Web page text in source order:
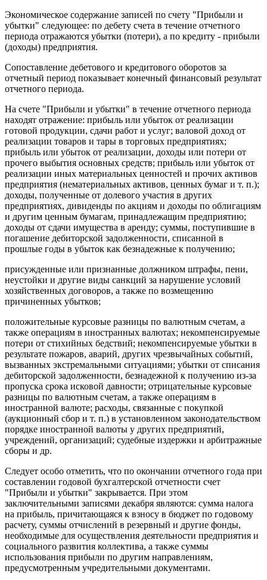
Экономическое содержание записей по счету "Прибыли и
убытки" следующее: по дебету счета в течение отчетного
периода отражаются убытки (потери), а по кредиту - прибыли
(доходы) предприятия.
Сопоставление дебетового и кредитового оборотов за
отчетный период показывает конечный финансовый результат
отчетного периода.
На счете "Прибыли и убытки" в течение отчетного периода
находят отражение: прибыль или убыток от реализации
готовой продукции, сдачи работ и услуг; валовой доход от
реализации товаров и тары в торговых предприятиях;
прибыль или убыток от реализации, доходы или потери от
прочего выбытия основных средств; прибыль или убыток от
реализации иных материальных ценностей и прочих активов
предприятия (нематериальных активов, ценных бумаг и т. п.);
доходы, полученные от долевого участия в других
предприятиях, дивиденды по акциям и доходы по облигациям
и другим ценным бумагам, принадлежащим предприятию;
доходы от сдачи имущества в аренду; суммы, поступившие в
погашение дебиторской задолженности, списанной в
прошлые годы в убыток как безнадежные к получению;
присужденные или признанные должником штрафы, пени,
неустойки и другие виды санкций за нарушение условий
хозяйственных договоров, а также по возмещению
причиненных убытков;
положительные курсовые разницы по валютным счетам, а
также операциям в иностранных валютах; некомпенсируемые
потери от стихийных бедствий; некомпенсируемые убытки в
результате пожаров, аварий, других чрезвычайных событий,
вызванных экстремальными ситуациями; убытки от списания
дебиторской задолженности, безнадежной к получению из-за
пропуска срока исковой давности; отрицательные курсовые
разницы по валютным счетам, а также операциям в
иностранной валюте; расходы, связанные с покупкой
(аукционный сбор и т. п.) в установленном законодательством
порядке иностранной валюты у других предприятий,
учреждений, организаций; судебные издержки и арбитражные
сборы и др.
Следует особо отметить, что по окончании отчетного года при
составлении годовой бухгалтерской отчетности счет
"Прибыли и убытки" закрывается. При этом
заключительными записями декабря являются: сумма налога
на прибыль, причитающаяся к взносу в бюджет по годовому
расчету, суммы отчислений в резервный и другие фонды,
необходимые для осуществления деятельности предприятия и
социального развития коллектива, а также суммы
использования прибыли по другим направлениям,
предусмотренным учредительными документами.